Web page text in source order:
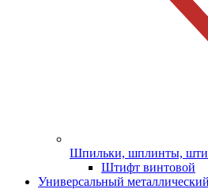
Шпильки, шплинты,
Штифт винтовой
Универсальный